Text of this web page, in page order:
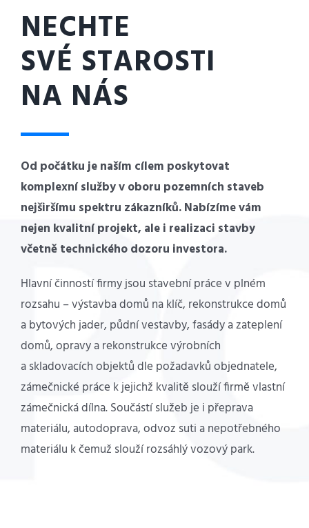
NECHTE
SVÉ STAROSTI
NA NÁS
Od počátku je naším cílem poskytovat
komplexní služby v oboru pozemních staveb
nejširšímu spektru zákazníků. Nabízíme vám
nejen kvalitní projekt, ale i realizaci stavby
včetně technického dozoru investora.
Hlavní činností firmy jsou stavební práce v plném
rozsahu – výstavba domů na klíč, rekonstrukce domů
a bytových jader, půdní vestavby, fasády a zateplení
domů, opravy a rekonstrukce výrobních
a skladovacích objektů dle požadavků objednatele,
zámečnické práce k jejichž kvalitě slouží firmě vlastní
zámečnická dílna. Součástí služeb je i přeprava
materiálu, autodoprava, odvoz suti a nepotřebného
materiálu k čemuž slouží rozsáhlý vozový park.